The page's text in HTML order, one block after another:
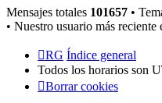
Mensajes totales 101657 •
• Nuestro usuario más reciente
RG Índice general
Todos los horarios son
Borrar cookies